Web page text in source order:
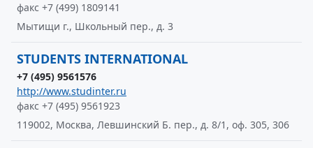
факс +7 (499) 1809141
Мытищи г., Школьный пер., д. 3
STUDENTS INTERNATIONAL
+7 (495) 9561576
http://www.studinter.ru
факс +7 (495) 9561923
119002, Москва, Левшинский Б. пер., д. 8/1, оф. 305, 306